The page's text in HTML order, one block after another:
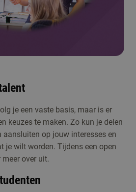
je een vaste basis, maar is er
keuzes te maken. Zo kun je delen
op jouw interesses en
je wilt worden. Tijdens een open
over uit.